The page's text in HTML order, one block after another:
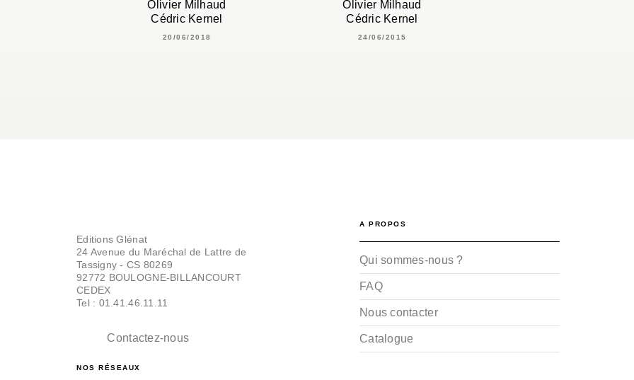
Olivier Milhaud
Cédric Kernel
20/06/2018
Olivier Milhaud
Cédric Kernel
24/06/2015
Editions Glénat
24 Avenue du Maréchal de Lattre de
Tassigny - CS 80269
92772 BOULOGNE-BILLANCOURT
CEDEX
Tel : 01.41.46.11.11
Contactez-nous
NOS RÉSEAUX
A PROPOS
Qui sommes-nous ?
FAQ
Nous contacter
Catalogue